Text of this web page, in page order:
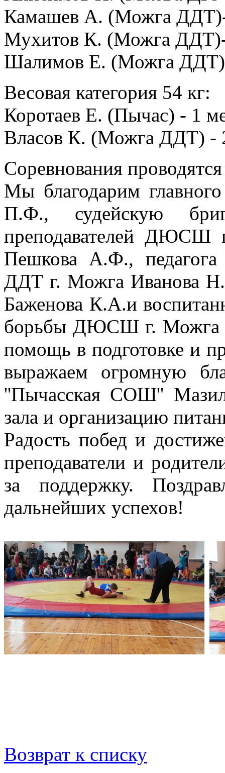
Камашев А. (Можга
Мухитов К. (Можга
Шалимов Е. (Можга
Весовая категория 54 кг:
Коротаев Е. (Пычас) - 1
Власов К. (Можга ДДТ) -
Соревнования
Мы благодарим
П.Ф., судейскую
преподавателей
Пешкова А.Ф., педагога
ДДТ г. Можга Иванова
Баженова К.А.и
борьбы ДЮСШ г. Можга -
помощь в подготовке и
выражаем огромную
''Пычасская СОШ''
зала и организацию
Радость побед и
преподаватели и
за поддержку.
дальнейших успехов!
Возврат к списку